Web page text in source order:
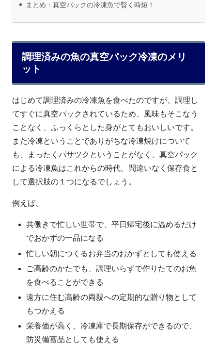
まとめ：真空パックの冷凍魚で賢く時短！
調理済みの魚の真空パック冷凍のメリ
ット
はじめて調理済みの冷凍魚を食べたのですが、調理し
てすぐに真空パックされているため、風味もそこなう
ことなく、ふっくらとした身がとてもおいしいです。
また冷凍ということでありがちな冷凍焼けについて
も、まったくパサツクということがなく、真空パック
による冷凍魚はこれからの時代、間違いなく保存食と
して選択肢の１つになるでしょう。
例えば、
共働きで忙しい世帯で、平日帰宅後に温めるだけ
でおかずの一品になる
忙しい朝につくるお弁当のおかずとしても使える
ご高齢のかたでも、調理いらずで作りたてのお魚
を食べることができる
遠方に住む高齢の両親への定期的な贈り物として
もつかえる
栄養価が高く、冷凍庫で長期保存ができるので、
防災備蓄品としても使える